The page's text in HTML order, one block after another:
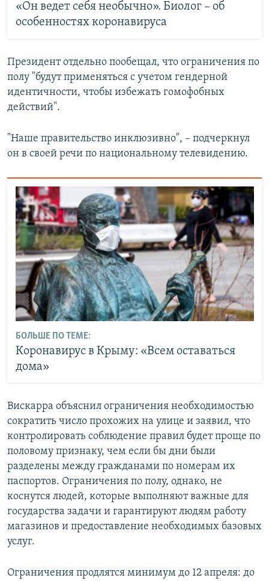
«Он ведет себя необычно». Биолог – об
особенностях коронавируса
Президент отдельно пообещал, что ограничения по
полу "будут применяться с учетом гендерной
идентичности, чтобы избежать гомофобных
действий".
"Наше правительство инклюзивно", – подчеркнул
он в своей речи по национальному телевидению.
БОЛЬШЕ ПО ТЕМЕ:
Коронавирус в Крыму: «Всем оставаться
дома»
Вискарра объяснил ограничения необходимостью
сократить число прохожих на улице и заявил, что
контролировать соблюдение правил будет проще по
половому признаку, чем если бы дни были
разделены между гражданами по номерам их
паспортов. Ограничения по полу, однако, не
коснутся людей, которые выполняют важные для
государства задачи и гарантируют людям работу
магазинов и предоставление необходимых базовых
услуг.
Ограничения продлятся минимум до 12 апреля: до